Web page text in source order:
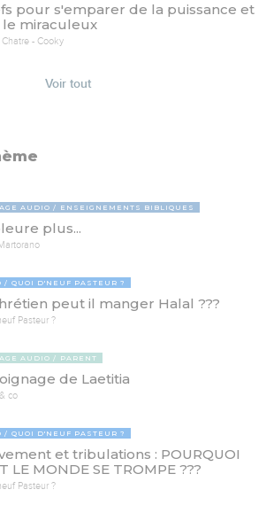
pour s'emparer de la puissance et
le miraculeux
Chatre - Cooky
Voir tout
AUDIO ENSEIGNEMENTS BIBLIQUES
plus...
QUOI D'NEUF PASTEUR ?
peut il manger Halal ???
Pasteur ?
AUDIO PARENT
de Laetitia
co
QUOI D'NEUF PASTEUR ?
et tribulations : POURQUOI
LE MONDE SE TROMPE ???
Pasteur ?